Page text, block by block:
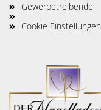
Gewerbetreibende
Cookie Einstellungen